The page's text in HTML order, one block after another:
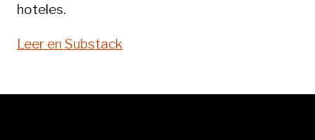
hoteles.
Leer en Substack